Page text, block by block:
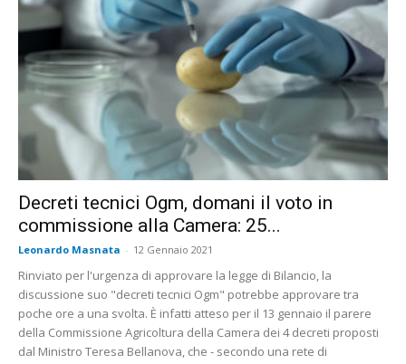
Decreti tecnici Ogm, domani il voto in
commissione alla Camera: 25...
Leonardo Masnata - 12 Gennaio 2021
Rinviato per l'urgenza di approvare la legge di Bilancio, la
discussione suo "decreti tecnici Ogm" potrebbe approvare tra
poche ore a una svolta. È infatti atteso per il 13 gennaio il parere
della Commissione Agricoltura della Camera dei 4 decreti proposti
dal Ministro Teresa Bellanova, che - secondo una rete di